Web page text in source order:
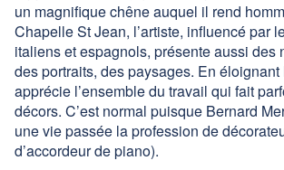
un magnifique chêne auquel il rend
Chapelle St Jean, l’artiste, influencé par
italiens et espagnols, présente aussi des
des portraits, des paysages. En éloignant
apprécie l’ensemble du travail qui fait
décors. C’est normal puisque Bernard
une vie passée la profession de
d’accordeur de piano).